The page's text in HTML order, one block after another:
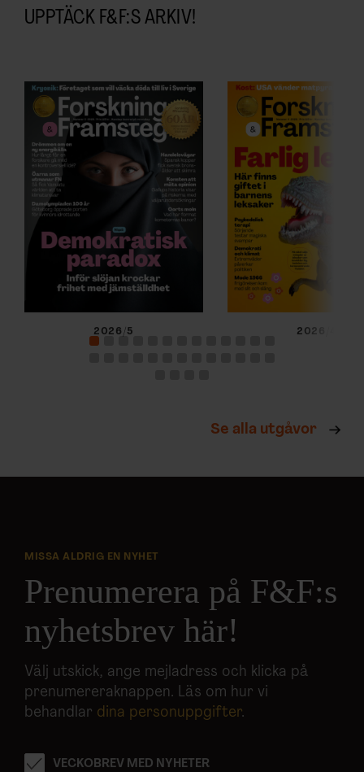
UPPTÄCK F&F:S ARKIV!
2026/5 2026/4
Se alla utgåvor
MISSA ALDRIG EN NYHET
Prenumerera på F&F:s
nyhetsbrev här!
Välj utskick, ange mejladress och klicka på
prenumereraknappen. Läs om hur vi
behandlar dina personuppgifter.
VECKOBREV MED NYHETER